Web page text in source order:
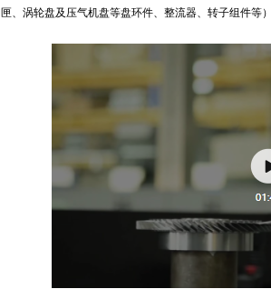
匣、涡轮盘及压气机盘等盘环件、整流器、转子组件等